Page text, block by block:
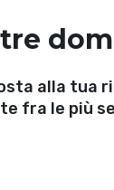
alla tua
fra le più